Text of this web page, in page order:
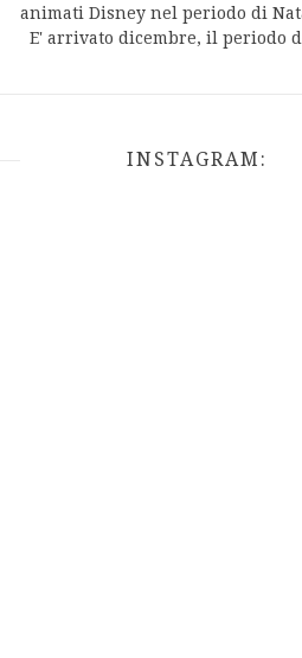
animati Disney nel periodo di
E' arrivato dicembre, il periodo
INSTAGRAM: